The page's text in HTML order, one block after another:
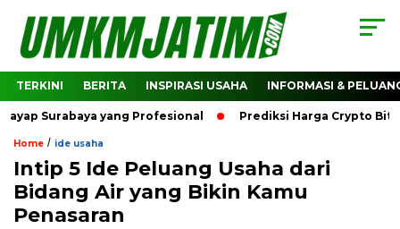
TERKINI BERITA INSPIRASI USAHA INFORMASI &
yang Profesional Prediksi Harga Crypto Bitcoin:
Home / ide usaha
Intip 5 Ide Peluang Usaha dari
Bidang Air yang Bikin Kamu
Penasaran